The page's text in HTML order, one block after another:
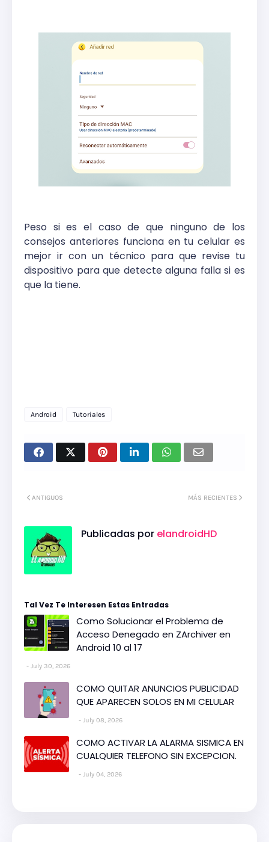
Peso si es el caso de que ninguno de los
consejos anteriores funciona en tu celular es
mejor ir con un técnico para que revise tu
dispositivo para que detecte alguna falla si es
que la tiene.
Android Tutoriales
MÁS RECIENTES
ANTIGUOS
Publicadas por elandroidHD
Tal Vez Te Interesen Estas Entradas
Como Solucionar el Problema de
Acceso Denegado en ZArchiver en
Android 10 al 17
July 30, 2026
COMO QUITAR ANUNCIOS PUBLICIDAD
QUE APARECEN SOLOS EN MI CELULAR
July 08, 2026
COMO ACTIVAR LA ALARMA SISMICA EN
CUALQUIER TELEFONO SIN EXCEPCION.
July 04, 2026